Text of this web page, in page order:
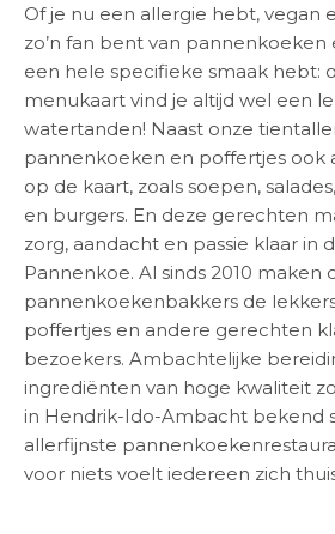
Of je nu een allergie hebt, vegan
zo’n fan bent van pannenkoeken
een hele specifieke smaak hebt:
menukaart vind je altijd wel een
watertanden! Naast onze
pannenkoeken en poffertjes ook
op de kaart, zoals soepen,
en burgers. En deze gerechten
zorg, aandacht en passie klaar in
Pannenkoe. Al sinds 2010 maken
pannenkoekenbakkers de
poffertjes en andere gerechten
bezoekers. Ambachtelijke
ingrediënten van hoge kwaliteit
in Hendrik-Ido-Ambacht bekend
allerfijnste
voor niets voelt iedereen zich